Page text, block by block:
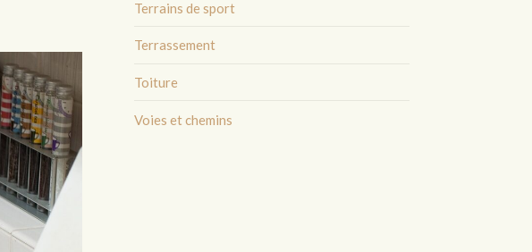
Terrains de sport
Terrassement
Toiture
Voies et chemins